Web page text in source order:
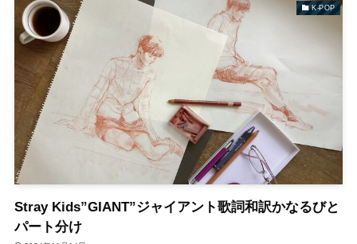
K-POP
Stray Kids”GIANT”ジャイアント歌詞和訳かなるびと
パート分け